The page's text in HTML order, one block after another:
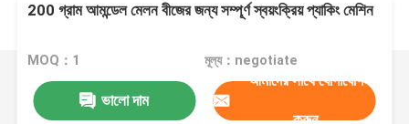
200 গ্রাম আমন্ডেল মেলন বীজের জন্য সম্পূর্ণ স্বয়ংক্রিয় প্যাকিং মেশিন
MOQ：1 মূল্য：negotiate
ভালো দাম
আমাদের সাথে যোগাযোগ
করুন